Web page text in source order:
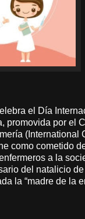
el Día
promovida por el
(International
como cometido
a la
del natalicio
la “madre de la